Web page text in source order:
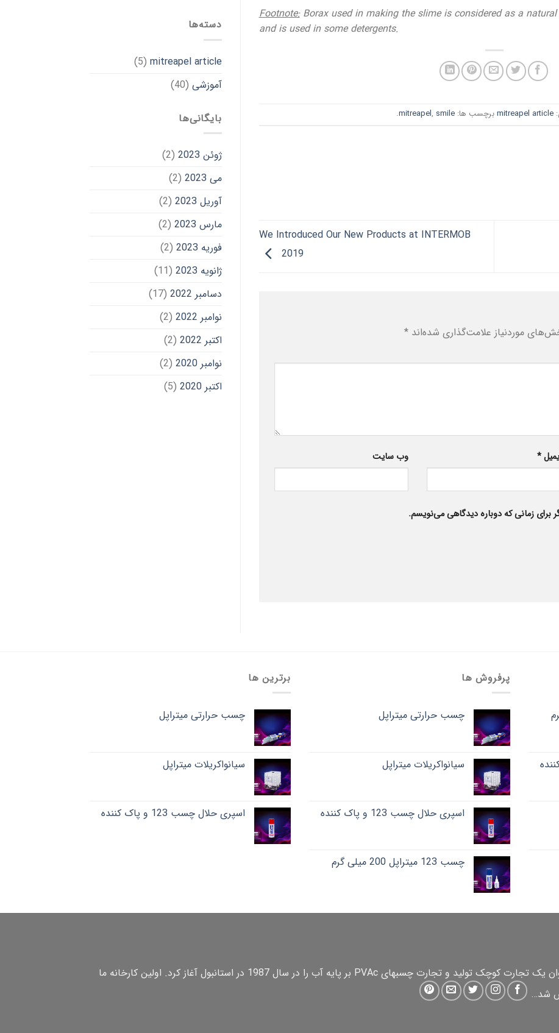
Footnote:Borax used in making the slime is considered as a
and is used in some detergents.
mitreapel articleبرچسب ها: mitreapel, smile
.
We Introduced Our New Products at INTERMOB
2019
موردنیاز علامت‌گذاری شده‌اند *
* وب‌ سایت
برای زمانی که دوباره دیدگاهی می‌نویسم.
دسته‌ها
mitreapel article
(5)
آموزشی (40)
بایگانی‌ها
ژوئن 2023
(2)
می 2023
(2)
آوریل 2023
(2)
مارس 2023
(2)
فوریه 2023
(2)
ژانویه 2023
(11)
دسامبر 2022
(17)
نوامبر 2022
(2)
اکتبر 2022
(2)
نوامبر 2020
(2)
اکتبر 2020
(5)
پرفروش ها
چسب حرارتی میتراپل
سیانواکریلات میتراپل
اسپری حلال چسب 123 و پاک کننده
چسب 123 میتراپل 200 میلی گرم
برترین ها
چسب حرارتی میتراپل
سیانواکریلات میتراپل
اسپری حلال چسب 123 و پاک کننده
) به عنوان یک تجارت کوچک تولید و تجارت چسبهای PVAc بر پایه آب را در سال 1987 در استانبول آغاز کرد. اولین کارخانه ما